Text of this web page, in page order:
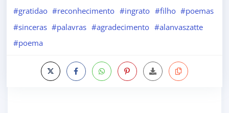
#gratidao #reconhecimento #ingrato #filho #poemas
#sinceras #palavras #agradecimento #alanvaszatte
#poema